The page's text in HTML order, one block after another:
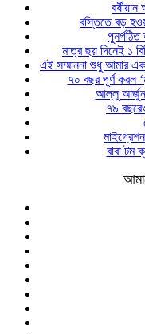
বস্তিতে বড়
পুনর্গঠিত
মাত্র ছয় দিনেই ১
এই সম্মাননা শুধু আমার
৭০ বছর পূর্ণ করল
আল্লু আর্জুন
৭৯
বাবা টম